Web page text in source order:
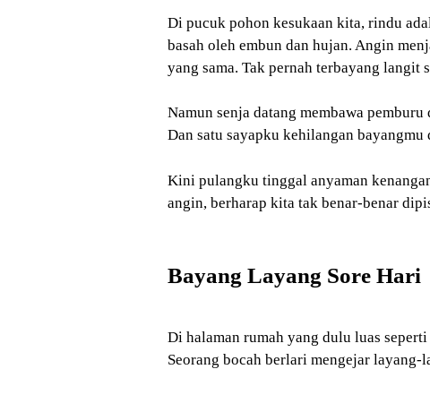
Di pucuk pohon kesukaan kita, rindu
basah oleh embun dan hujan. Angin
yang sama. Tak pernah terbayang langit
Namun senja datang membawa
Dan satu sayapku kehilangan bayangmu
Kini pulangku tinggal anyaman
angin, berharap kita tak benar-benar
Bayang Layang Sore Hari
Di halaman rumah yang dulu luas
Seorang bocah berlari mengejar